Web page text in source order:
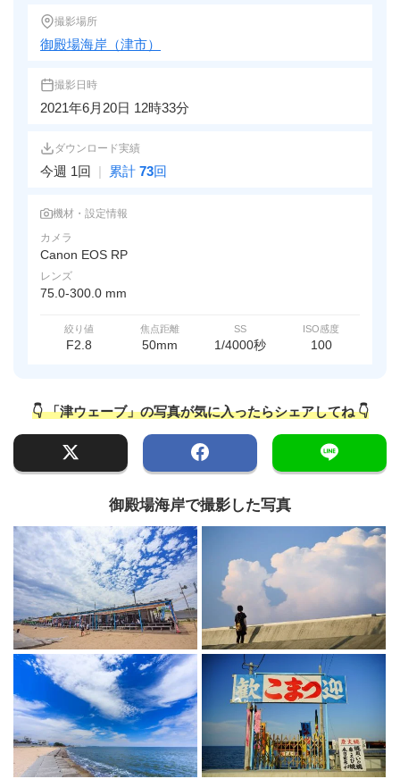
撮影場所
御殿場海岸（津市）
撮影日時
2021年6月20日 12時33分
ダウンロード実績
今週 1回 | 累計 73回
機材・設定情報
カメラ
Canon EOS RP
レンズ
75.0-300.0 mm
絞り値
F2.8
焦点距離
50mm
SS
1/4000秒
ISO感度
100
👇 「津ウェーブ」の写真が気に入ったらシェアしてね 👇
御殿場海岸で撮影した写真